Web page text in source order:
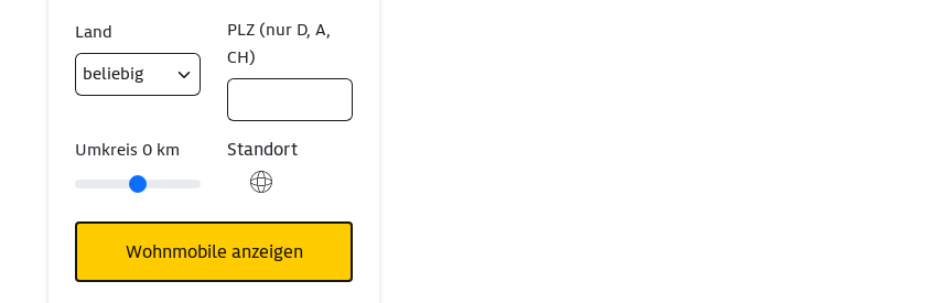
Land
PLZ (nur D, A,
CH)
Umkreis 0 km Standort
Wohnmobile anzeigen